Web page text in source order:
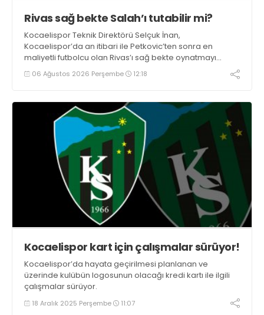
Rivas sağ bekte Salah’ı tutabilir mi?
Kocaelispor Teknik Direktörü Selçuk İnan,
Kocaelispor’da an itibari ile Petkovic’ten sonra en
maliyetli futbolcu olan Rivas’ı sağ bekte oynatmayı
düşünüyor.
06 Ağustos 2026 Perşembe 12:18
Kocaelispor kart için çalışmalar sürüyor!
Kocaelispor’da hayata geçirilmesi planlanan ve
üzerinde kulübün logosunun olacağı kredi kartı ile ilgili
çalışmalar sürüyor.
18 Aralık 2025 Perşembe 11:07